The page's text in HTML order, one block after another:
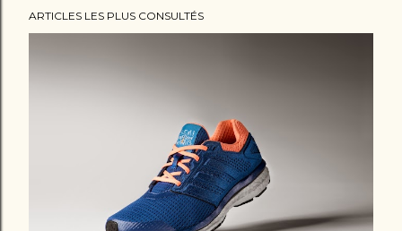
ARTICLES LES PLUS CONSULTÉS